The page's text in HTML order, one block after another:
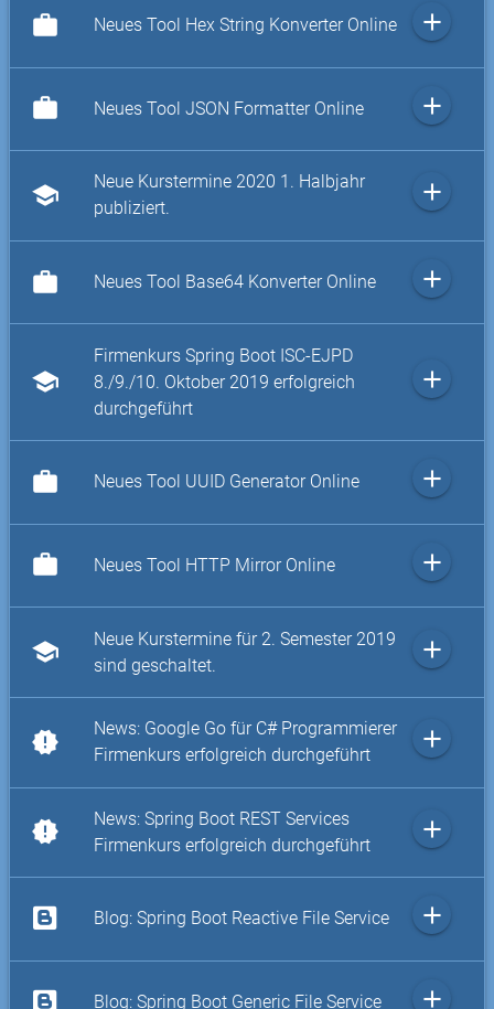
work Neues Tool Hex String Konverter Online add
work Neues Tool JSON Formatter Online add
school
Neue Kurstermine 2020 1. Halbjahr
publiziert.
add
work Neues Tool Base64 Konverter Online add
school
Firmenkurs Spring Boot ISC-EJPD
8./9./10. Oktober 2019 erfolgreich
durchgeführt
add
work Neues Tool UUID Generator Online add
work Neues Tool HTTP Mirror Online add
school
Neue Kurstermine für 2. Semester 2019
sind geschaltet.
add
new_releases
News: Google Go für C# Programmierer
Firmenkurs erfolgreich durchgeführt
add
new_releases
News: Spring Boot REST Services
Firmenkurs erfolgreich durchgeführt
add
Blog: Spring Boot Reactive File Service add
Blog: Spring Boot Generic File Service add